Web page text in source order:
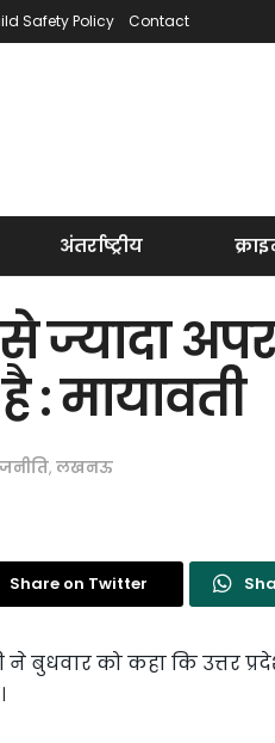
Safety Policy Contact
अंतर्राष्ट्रीय
ज्यादा
: मायावती
, लखनऊ
Share on Twitter
बुधवार को कहा कि उत्तर